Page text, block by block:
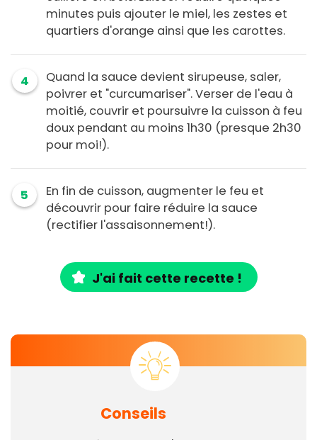
minutes puis ajouter le miel, les zestes et
quartiers d'orange ainsi que les carottes.
4
Quand la sauce devient sirupeuse, saler,
poivrer et "curcumariser". Verser de l'eau à
moitié, couvrir et poursuivre la cuisson à feu
doux pendant au moins 1h30 (presque 2h30
pour moi!).
5
En fin de cuisson, augmenter le feu et
découvrir pour faire réduire la sauce
(rectifier l'assaisonnement!).
J'ai fait cette recette !
Conseils